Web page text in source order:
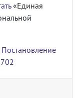
«Единая
Постановление